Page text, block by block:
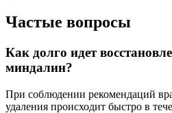
Частые вопросы
Как долго идет
миндалин?
При соблюдении рекомендаций
удаления происходит быстро в